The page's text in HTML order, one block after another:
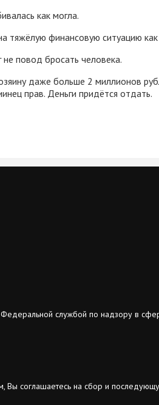
как могла.
тяжёлую финансовую ситуацию
повод бросать человека.
даже больше 2 миллионов
прав. Деньги придётся отдать.
службой по надзору в
Вы соглашаетесь на сбор и